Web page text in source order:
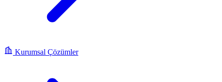
Kurumsal Çözümler